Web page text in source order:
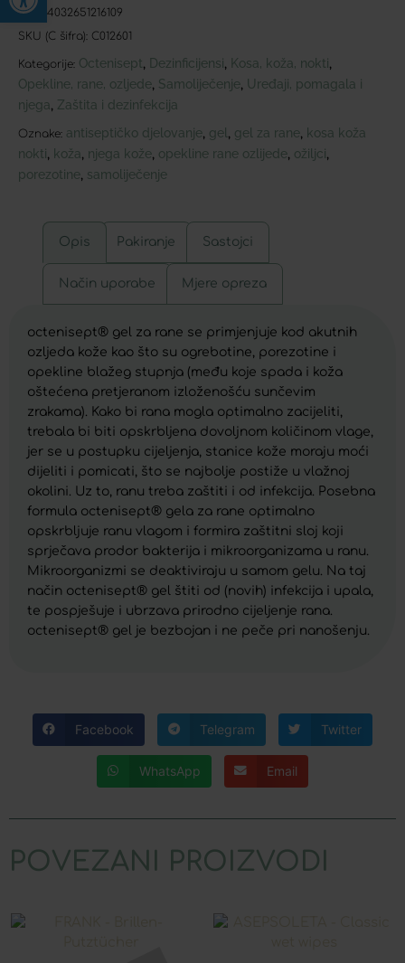
EAN: 4032651216109
SKU (C šifra): C012601
Kategorije: Octenisept Dezinficijensi Kosa, koža, nokti
Opekline, rane, ozljede Samoliječenje Uređaji, pomagala i
njega Zaštita i dezinfekcija
Oznake: antiseptičko djelovanje gel gel za rane kosa koža
nokti koža njega kože opekline rane ozlijede ožiljci
porezotine samoliječenje
Opis Pakiranje Sastojci
Način uporabe Mjere opreza
octenisept® gel za rane se primjenjuje kod akutnih
ozljeda kože kao što su ogrebotine, porezotine i
opekline blažeg stupnja (među koje spada i koža
oštećena pretjeranom izloženošću sunčevim
zrakama). Kako bi rana mogla optimalno zacijeliti,
trebala bi biti opskrbljena dovoljnom količinom vlage,
jer se u postupku cijeljenja, stanice kože moraju moći
dijeliti i pomicati, što se najbolje postiže u vlažnoj
okolini. Uz to, ranu treba zaštiti i od infekcija. Posebna
formula octenisept® gela za rane optimalno
opskrbljuje ranu vlagom i formira zaštitni sloj koji
sprječava prodor bakterija i mikroorganizama u ranu.
Mikroorganizmi se deaktiviraju u samom gelu. Na taj
način octenisept® gel štiti od (novih) infekcija i upala,
te pospješuje i ubrzava prirodno cijeljenje rana.
octenisept® gel je bezbojan i ne peče pri nanošenju.
Facebook Telegram Twitter
WhatsApp Email
POVEZANI PROIZVODI